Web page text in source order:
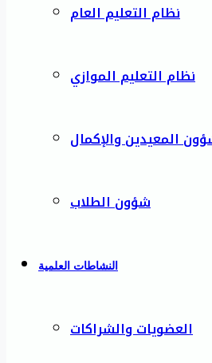
نظام التعليم العام
نظام التعليم الموازي
المعيدين والإكمال
شؤون الطلاب
النشاطات العلمية
العضويات والشراكات